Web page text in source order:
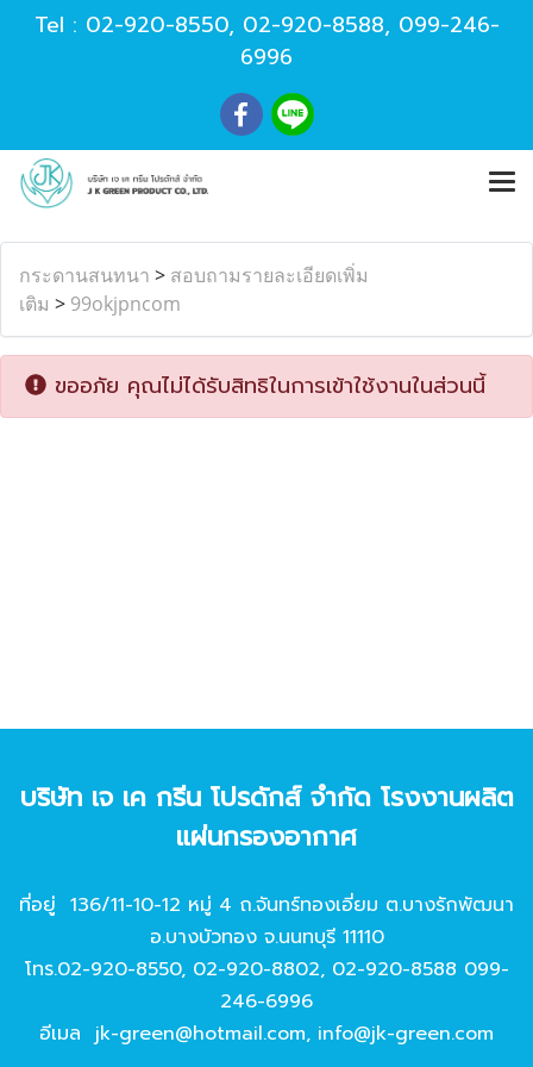
Tel : 02-920-8550, 02-920-8588, 099-246-
6996
กระดานสนทนา > สอบถามรายละเอียดเพิ่ม
เติม > 99okjpncom
ขออภัย คุณไม่ได้รับสิทธิในการเข้าใช้งานในส่วนนี้
บริษัท เจ เค กรีน โปรดักส์ จํากัด โรงงานผลิต
แผ่นกรองอากาศ
ที่อยู่ 136/11-10-12 หมู่ 4 ถ.จันทร์ทองเอี่ยม ต.บางรักพัฒนา
อ.บางบัวทอง จ.นนทบุรี 11110
โทร.02-920-8550, 02-920-8802, 02-920-8588 099-
246-6996
อีเมล jk-green@hotmail.com, info@jk-green.com